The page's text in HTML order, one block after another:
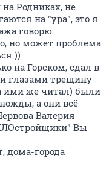
Родниках, не
на "ура", это я
говорю.
но может проблема
))
на Горском, сдал в
глазами трещину
ими же читал) были
а они всё
Валерия
Вы
дома-города